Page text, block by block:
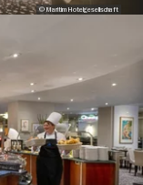
© Maritim Hotelgesellschaft